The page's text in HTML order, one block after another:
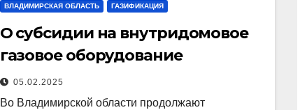
ВЛАДИМИРСКАЯ ОБЛАСТЬ ГАЗИФИКАЦИЯ
О субсидии на внутридомовое
газовое оборудование
05.02.2025
Во Владимирской области продолжают